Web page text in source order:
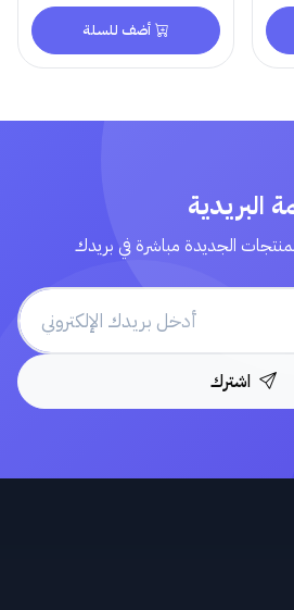
أضف للسلة
البريدية
الجديدة مباشرة في بريدك
اشترك